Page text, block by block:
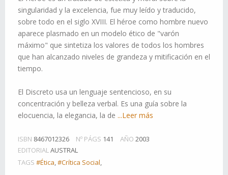
singularidad y la excelencia, fue muy leído y traducido,
sobre todo en el siglo XVIII. El héroe como hombre nuevo
aparece plasmado en un modelo ético de "varón
máximo" que sintetiza los valores de todos los hombres
que han alcanzado niveles de grandeza y mitificación en el
tiempo.
El Discreto usa un lenguaje sentencioso, en su
concentración y belleza verbal. Es una guía sobre la
elocuencia, la elegancia, la de ...Leer más
ISBN 8467012326 Nº PÁGS 141 AÑO 2003
EDITORIALAUSTRAL
TAGS #Ética,#Crítica Social,